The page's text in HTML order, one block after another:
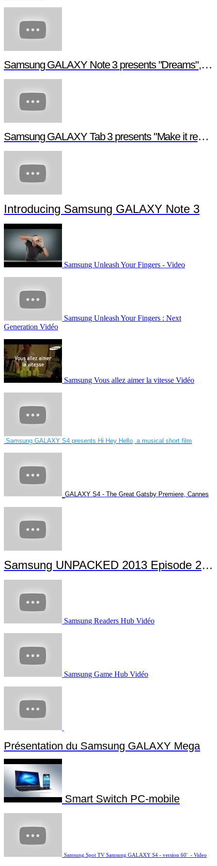
Samsung GALAXY Note 3 presents "Dreams", a digital short film
Samsung GALAXY Tab 3 presents "Make it real", a digital short film
Introducing Samsung GALAXY Note 3
Samsung Unleash Your Fingers - Video
Samsung Unleash Your Fingers : Next
Generation Vidéo
Samsung Vous allez aimer la vitesse Vidéo
Samsung GALAXY S4 presents Hi Hey Hello, a musical short film
GALAXY S4 - The Great Gatsby Premiere, Cannes
Samsung UNPACKED 2013 Episode 2 Highlights
Samsung Readers Hub Vidéo
Samsung Game Hub Vidéo
Présentation du Samsung GALAXY Mega
Smart Switch PC-mobile
Samsung Spot TV Samsung GALAXY S4 - version 60' - Video